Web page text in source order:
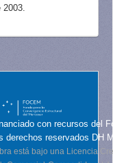
2003.
con recursos del
derechos reservados DH
está bajo una Licencia